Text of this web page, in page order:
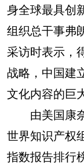
身全球最具创
组织总干事弗
采访时表示，
战略，中国建
文化内容的巨
由美国康奈
世界知识产权
指数报告排行